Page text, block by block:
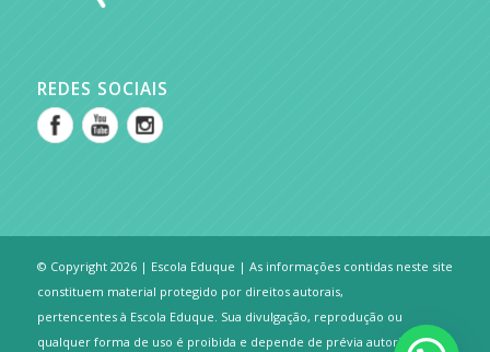
REDES SOCIAIS
© Copyright 2026 | Escola Eduque | As informações contidas neste site
constituem material protegido por direitos autorais,
pertencentes à Escola Eduque. Sua divulgação, reprodução ou
qualquer forma de uso é proibida e depende de prévia autorização